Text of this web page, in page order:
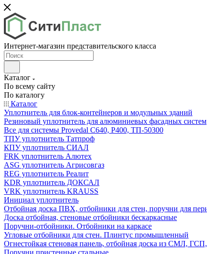
Интернет-магазин представительского класса
Каталог
По всему сайту
По каталогу
Каталог
Уплотнитель для блок-контейнеров и модульных зданий
Резиновый уплотнитель для алюминиевых фасадных систем
Все для системы Provedal С640, Р400, ТП-50300
ТПУ уплотнитель Татпроф
КПУ уплотнитель СИАЛ
FRK уплотнитель Алютех
ASG уплотнитель Агрисовгаз
REG уплотнитель Реалит
KDR уплотнитель ДОКСАЛ
VRK уплотнитель KRAUSS
Инициал уплотнитель
Отбойная доска ПВХ, отбойники для стен, поручни для
Доска отбойная, стеновые отбойники бескаркасные
Поручни-отбойники. Отбойники на каркасе
Угловые отбойники для стен. Плинтус промышленный
Огнестойкая стеновая панель, отбойная доска из СМЛ,
Поручни пристенные стальные